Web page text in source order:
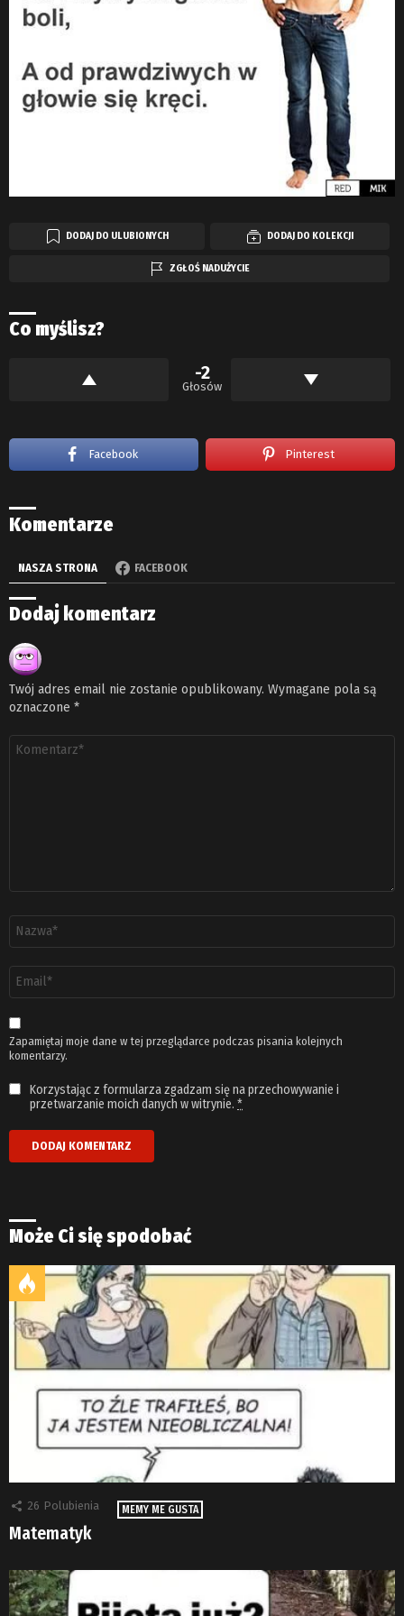
DODAJ DO ULUBIONYCH DODAJ DO KOLEKCJI
ZGŁOŚ NADUŻYCIE
Co myślisz?
-2
Głosów
Facebook Pinterest
Komentarze
NASZA STRONA FACEBOOK
Dodaj komentarz
Twój adres email nie zostanie opublikowany. Wymagane pola są
oznaczone *
email
*
Zapamiętaj moje dane w tej przeglądarce podczas pisania kolejnych
komentarzy.
Korzystając z formularza zgadzam się na przechowywanie i
przetwarzanie moich danych w witrynie. *
Może Ci się spodobać
26 Polubienia MEMY ME GUSTA
Matematyk